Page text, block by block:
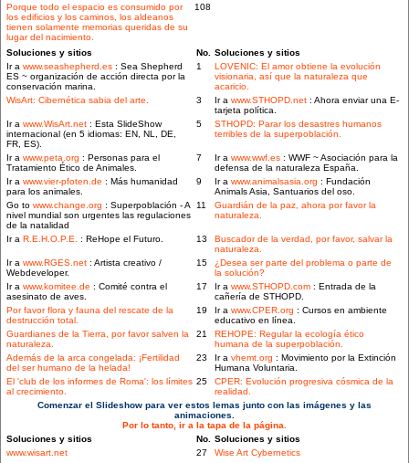
Porque todo el espacio es consumido por
los edificios y los caminos, los aldeanos
tienen solamente memorias queridas de su
lugar del nacimiento.
108
Soluciones y sitios No. Soluciones y sitios
Ir a www.seashepherd.es : Sea Shepherd
ES ~ organización de acción directa por la
conservación marina.
1
LOVENIC: El amor obtiene la evolución
visionaria, así que la naturaleza que
acaricio.
WisArt: Cibernética sabia del arte.
3 Ir a www.STHOPD.net : Ahora enviar una E-
tarjeta política.
Ir a www.WisArt.net : Esta SlideShow
internacional (en 5 idiomas: EN, NL, DE,
FR, ES).
5
STHOPD: Parar los desastres humanos
terribles de la superpoblación.
Ir a www.peta.org : Personas para el
Tratamiento Ético de Animales.
7 Ir a www.wwf.es : WWF ~ Asociación para la
defensa de la naturaleza España.
Ir a www.vier-pfoten.de : Más humanidad
para los animales.
9 Ir a www.animalsasia.org : Fundación
Animals Asia, Santuarios del oso.
Go to www.change.org : Superpoblación - A
nivel mundial son urgentes las regulaciones
de la natalidad
11
Guardián de la paz, ahora por favor la
naturaleza.
Ir a R.E.H.O.P.E. : ReHope el Futuro. 13
Buscador de la verdad, por favor, salvar la
naturaleza.
Ir a www.RGES.net : Artista creativo /
Webdeveloper.
15
¿Desea ser parte del problema o parte de
la solución?
Ir a www.komitee.de : Comité contra el
asesinato de aves.
17 Ir a www.STHOPD.com : Entrada de la
cañería de STHOPD.
Por favor flora y fauna del rescate de la
destrucción total.
19 Ir a www.CPER.org : Cursos en ambiente
educativo en línea.
Guardianes de la Tierra, por favor salven la
naturaleza.
21
REHOPE: Regular la ecología ético
humana de la superpoblación.
Además de la arca congelada: ¡Fertilidad
del ser humano de la helada!
23 Ir a vhemt.org : Movimiento por la Extinción
Humana Voluntaria.
El 'club de los informes de Roma': los límites
al crecimiento.
25
CPER: Evolución progresiva cósmica de la
realidad.
Comenzar el Slideshow para ver estos lemas junto con las imágenes y las
animaciones.
Por lo tanto, ir a la tapa de la página.
Soluciones y sitios
No. Soluciones y sitios
www.wisart.net
27 Wise Art Cybernetics